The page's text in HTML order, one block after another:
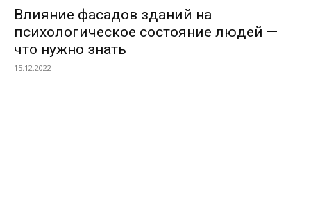
Влияние фасадов зданий на
психологическое состояние людей —
что нужно знать
15.12.2022